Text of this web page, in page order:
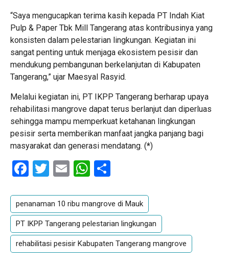
“Saya mengucapkan terima kasih kepada PT Indah Kiat
Pulp & Paper Tbk Mill Tangerang atas kontribusinya yang
konsisten dalam pelestarian lingkungan. Kegiatan ini
sangat penting untuk menjaga ekosistem pesisir dan
mendukung pembangunan berkelanjutan di Kabupaten
Tangerang,” ujar Maesyal Rasyid.
Melalui kegiatan ini, PT IKPP Tangerang berharap upaya
rehabilitasi mangrove dapat terus berlanjut dan diperluas
sehingga mampu memperkuat ketahanan lingkungan
pesisir serta memberikan manfaat jangka panjang bagi
masyarakat dan generasi mendatang. (*)
Facebook
Twitter
EmailWhatsApp
penanaman 10 ribu mangrove di Mauk
PT IKPP Tangerang pelestarian lingkungan
rehabilitasi pesisir Kabupaten Tangerang mangrove